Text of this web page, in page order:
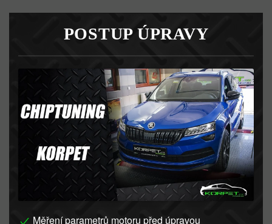
POSTUP ÚPRAVY
Měření parametrů motoru před úpravou